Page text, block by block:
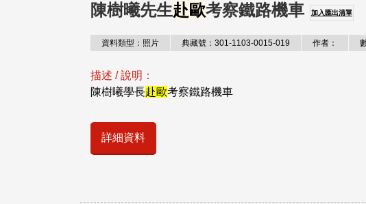
陳樹曦先生赴歐考察鐵路機車 加入匯出清單
資料類型：照片 典藏號：301-1103-0015-019 作者：
描述 / 說明：
陳樹曦學長赴歐考察鐵路機車
詳細資料